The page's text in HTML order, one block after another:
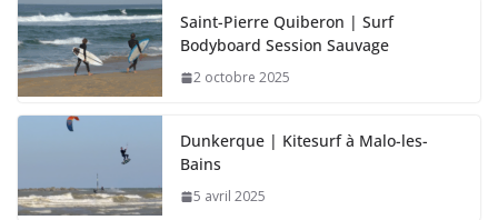
Saint-Pierre Quiberon | Surf
Bodyboard Session Sauvage
2 octobre 2025
Dunkerque | Kitesurf à Malo-les-
Bains
5 avril 2025